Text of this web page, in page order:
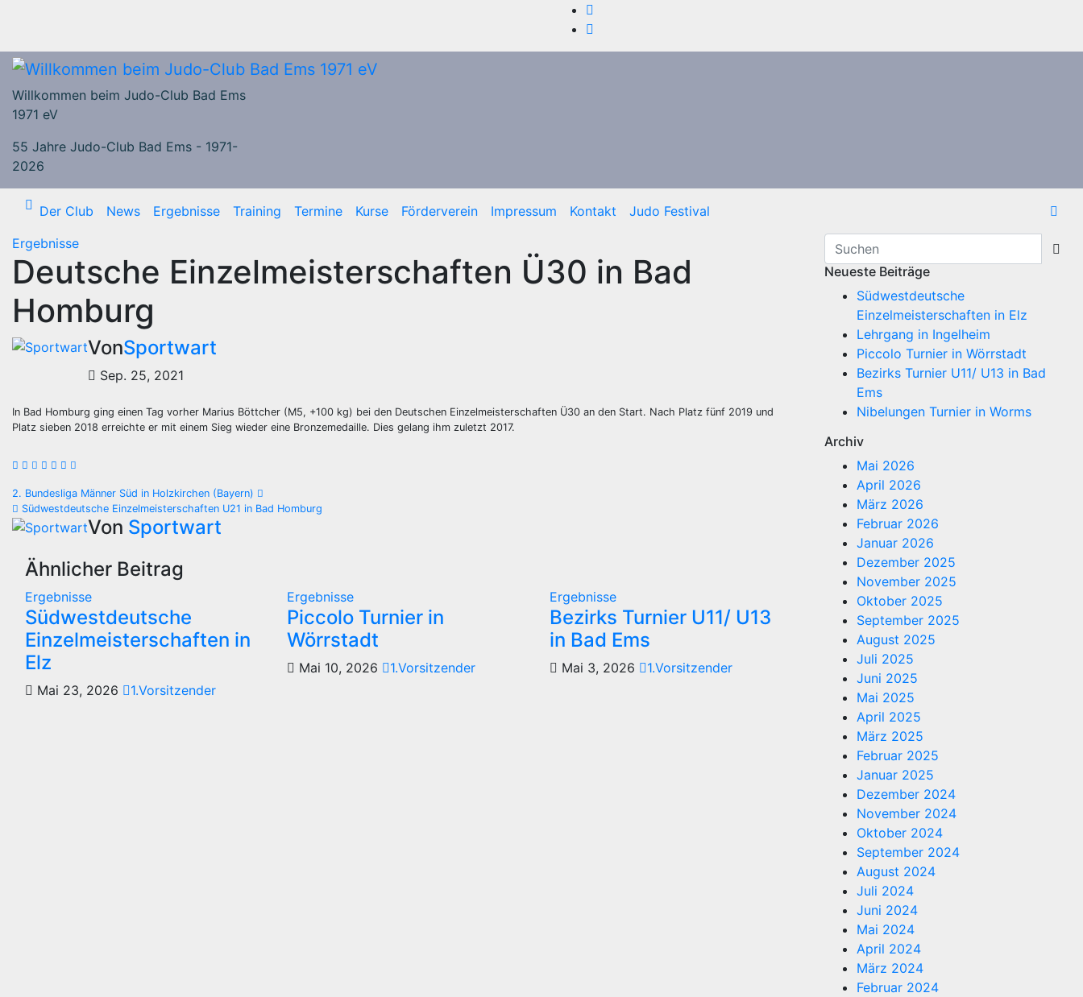
springen
Willkommen beim Judo-Club Bad Ems
1971 eV
55 Jahre Judo-Club Bad Ems - 1971-
2026
Der Club News Ergebnisse Training Termine Kurse Förderverein Impressum Kontakt
Judo Festival
Ergebnisse
Deutsche Einzelmeisterschaften Ü30 in Bad
Homburg
VonSportwart
Sep. 25, 2021
In Bad Homburg ging einen Tag vorher Marius Böttcher (M5, +100 kg) bei den Deutschen Einzelmeisterschaften Ü30 an den Start. Nach Platz fünf 2019 und
Platz sieben 2018 erreichte er mit einem Sieg wieder eine Bronzemedaille. Dies gelang ihm zuletzt 2017.
Beitragsnavigation
2. Bundesliga Männer Süd in Holzkirchen (Bayern)
Südwestdeutsche Einzelmeisterschaften U21 in Bad Homburg
Von Sportwart
Ähnlicher Beitrag
Ergebnisse
Südwestdeutsche
Einzelmeisterschaften in
Elz
Mai 23, 2026 1.Vorsitzender
Ergebnisse
Piccolo Turnier in
Wörrstadt
Mai 10, 2026 1.Vorsitzender
Ergebnisse
Bezirks Turnier U11/ U13
in Bad Ems
Mai 3, 2026 1.Vorsitzender
Neueste Beiträge
Südwestdeutsche
Einzelmeisterschaften in Elz
Lehrgang in Ingelheim
Piccolo Turnier in Wörrstadt
Bezirks Turnier U11/ U13 in Bad
Ems
Nibelungen Turnier in Worms
Archiv
Mai 2026
April 2026
März 2026
Februar 2026
Januar 2026
Dezember 2025
November 2025
Oktober 2025
September 2025
August 2025
Juli 2025
Juni 2025
Mai 2025
April 2025
März 2025
Februar 2025
Januar 2025
Dezember 2024
November 2024
Oktober 2024
September 2024
August 2024
Juli 2024
Juni 2024
Mai 2024
April 2024
März 2024
Februar 2024